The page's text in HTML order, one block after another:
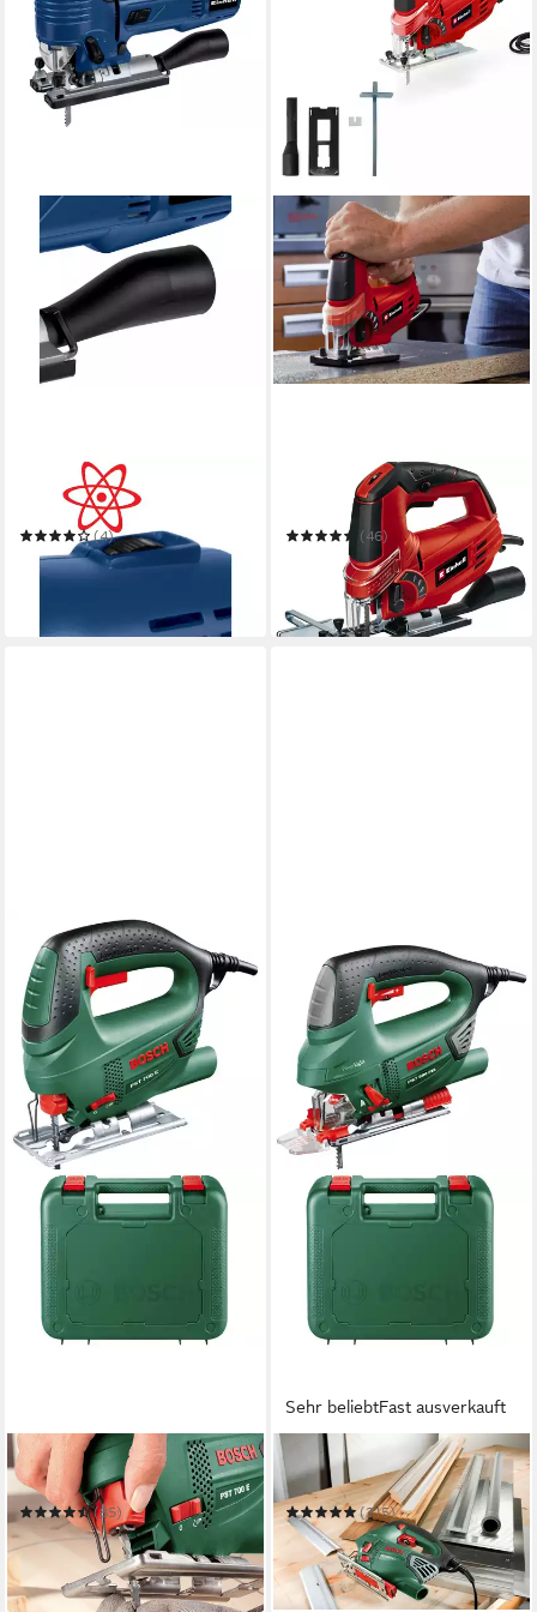
Stichsäge D-PS 750
(4)
29,90 € UVP39,95 €
in 3-4 Werktagen bei dir
Stichsäge TH-JS 85
(46)
UVP65,95 €
in 3-4 Werktagen bei dir
BOSCH HOME & GARDEN
Stichsäge PST 700 E
(85)
68,14 € UVP94,99 €
in 1-2 Werktagen bei dir
Sehr beliebtFast ausverkauft
BOSCH HOME & GARDEN
Stichsäge PST 900 PEL
(315)
89,99 € UVP128,98 €
-30%
in 1-2 Werktagen bei dir